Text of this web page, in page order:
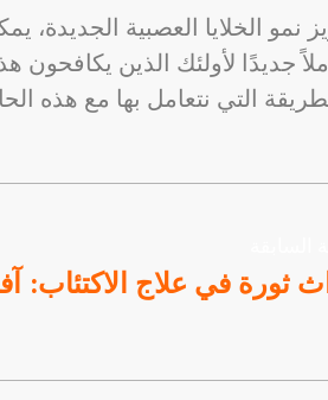
نمو الخلايا العصبية الجديدة،
جديدًا لأولئك الذين يكافحون
ثورة في علاج الاكتئاب: